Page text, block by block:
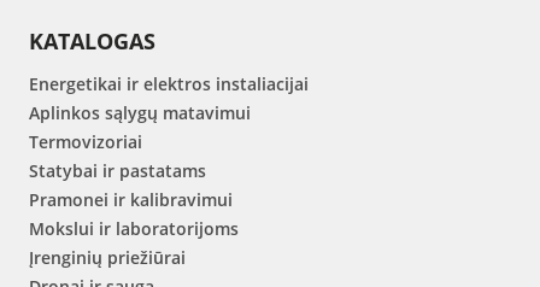
KATALOGAS
Energetikai ir elektros instaliacijai
Aplinkos sąlygų matavimui
Termovizoriai
Statybai ir pastatams
Pramonei ir kalibravimui
Mokslui ir laboratorijoms
Įrenginių priežiūrai